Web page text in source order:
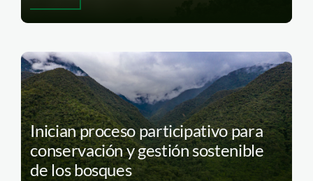
Inician proceso participativo para
conservación y gestión sostenible
de los bosques